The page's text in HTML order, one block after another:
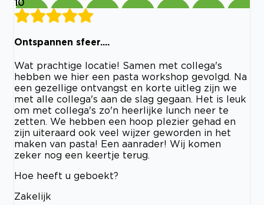
10
Ontspannen sfeer....
Wat prachtige locatie! Samen met collega's
hebben we hier een pasta workshop gevolgd. Na
een gezellige ontvangst en korte uitleg zijn we
met alle collega's aan de slag gegaan. Het is leuk
om met collega's zo'n heerlijke lunch neer te
zetten. We hebben een hoop plezier gehad en
zijn uiteraard ook veel wijzer geworden in het
maken van pasta! Een aanrader! Wij komen
zeker nog een keertje terug.
Hoe heeft u geboekt?
Zakelijk